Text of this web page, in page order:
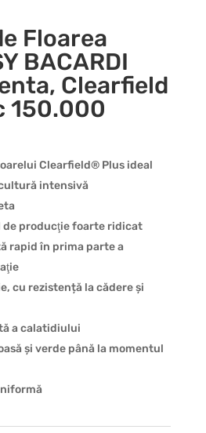
Floarea
BACARDI
Clearfield
150.000
Clearfield® Plus ideal
intensivă
de producţie foarte ridicat
rapid în prima parte a
cu rezistență la cădere și
a calatidiului
și verde până la momentul